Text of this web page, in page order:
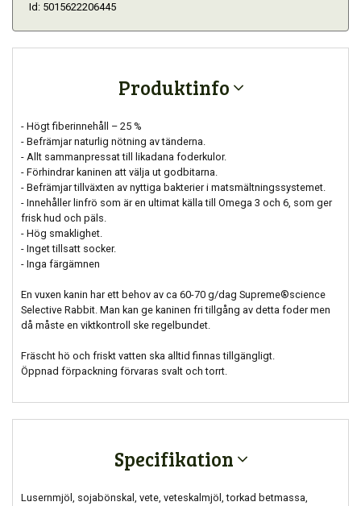
Id: 5015622206445
Produktinfo
- Högt fiberinnehåll – 25 %
- Befrämjar naturlig nötning av tänderna.
- Allt sammanpressat till likadana foderkulor.
- Förhindrar kaninen att välja ut godbitarna.
- Befrämjar tillväxten av nyttiga bakterier i matsmältningssystemet.
- Innehåller linfrö som är en ultimat källa till Omega 3 och 6, som ger
frisk hud och päls.
- Hög smaklighet.
- Inget tillsatt socker.
- Inga färgämnen
En vuxen kanin har ett behov av ca 60-70 g/dag Supreme®science
Selective Rabbit. Man kan ge kaninen fri tillgång av detta foder men
då måste en viktkontroll ske regelbundet.
Fräscht hö och friskt vatten ska alltid finnas tillgängligt.
Öppnad förpackning förvaras svalt och torrt.
Specifikation
Lusernmjöl, sojabönskal, vete, veteskalmjöl, torkad betmassa,